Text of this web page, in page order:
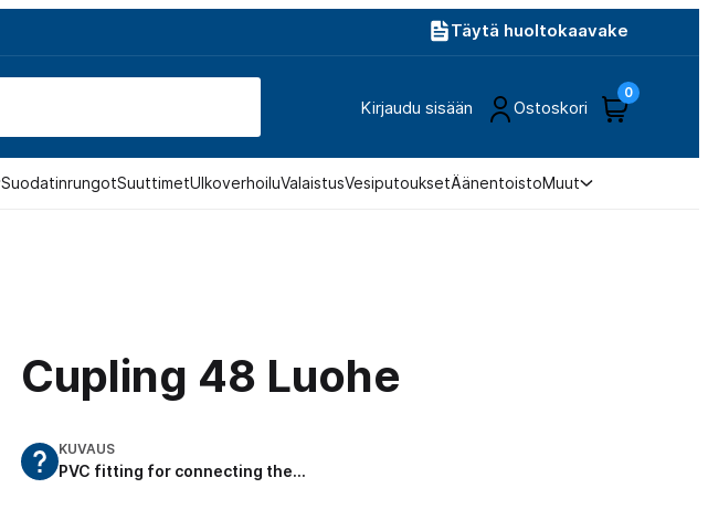
Täytä huoltokaavake
Kirjaudu sisään Ostoskori
0
SuodatinrungotSuuttimetUlkoverhoiluValaistusVesiputouksetÄänentoistoMuut
Cupling 48 Luohe
KUVAUS
PVC fitting for connecting the…